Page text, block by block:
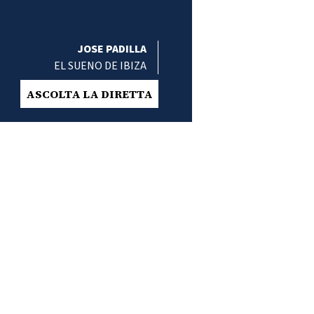
JOSE PADILLA
EL SUENO DE IBIZA
ASCOLTA LA DIRETTA